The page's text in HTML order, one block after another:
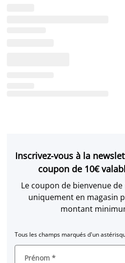
Inscrivez-vous à la
coupon de 10€
Le coupon de bienvenue
uniquement en magasin
montant
Tous les champs marqués d'un
Prénom *